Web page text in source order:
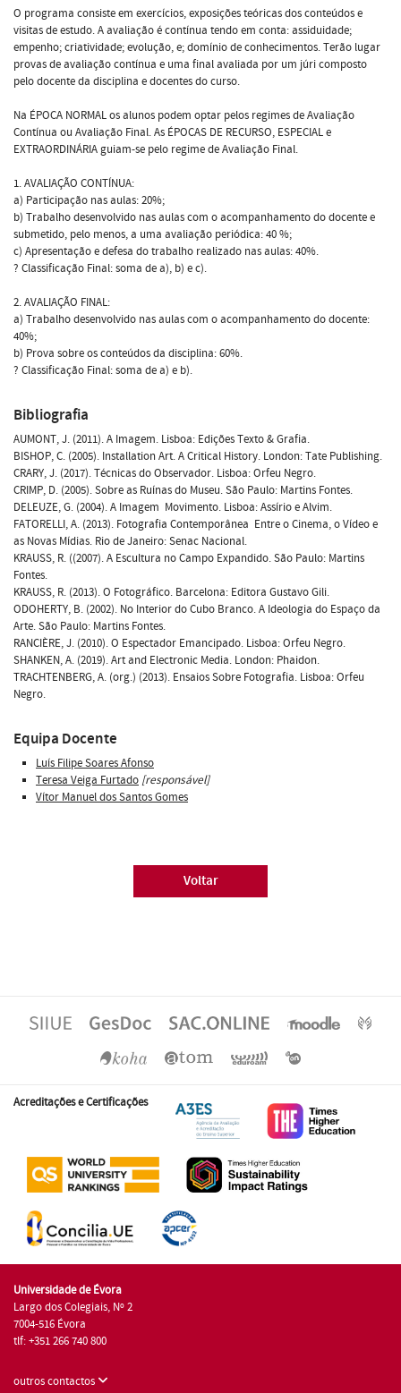
O programa consiste em exercícios, exposições teóricas dos conteúdos e
visitas de estudo. A avaliação é contínua tendo em conta: assiduidade;
empenho; criatividade; evolução, e; domínio de conhecimentos. Terão lugar
provas de avaliação contínua e uma final avaliada por um júri composto
pelo docente da disciplina e docentes do curso.
Na ÉPOCA NORMAL os alunos podem optar pelos regimes de Avaliação
Contínua ou Avaliação Final. As ÉPOCAS DE RECURSO, ESPECIAL e
EXTRAORDINÁRIA guiam-se pelo regime de Avaliação Final.
1. AVALIAÇÃO CONTÍNUA:
a) Participação nas aulas: 20%;
b) Trabalho desenvolvido nas aulas com o acompanhamento do docente e
submetido, pelo menos, a uma avaliação periódica: 40 %;
c) Apresentação e defesa do trabalho realizado nas aulas: 40%.
? Classificação Final: soma de a), b) e c).
2. AVALIAÇÃO FINAL:
a) Trabalho desenvolvido nas aulas com o acompanhamento do docente:
40%;
b) Prova sobre os conteúdos da disciplina: 60%.
? Classificação Final: soma de a) e b).
Bibliografia
AUMONT, J. (2011). A Imagem. Lisboa: Edições Texto & Grafia.
BISHOP, C. (2005). Installation Art. A Critical History. London: Tate Publishing.
CRARY, J. (2017). Técnicas do Observador. Lisboa: Orfeu Negro.
CRIMP, D. (2005). Sobre as Ruínas do Museu. São Paulo: Martins Fontes.
DELEUZE, G. (2004). A Imagem  Movimento. Lisboa: Assírio e Alvim.
FATORELLI, A. (2013). Fotografia Contemporânea  Entre o Cinema, o Vídeo e
as Novas Mídias. Rio de Janeiro: Senac Nacional.
KRAUSS, R. ((2007). A Escultura no Campo Expandido. São Paulo: Martins
Fontes.
KRAUSS, R. (2013). O Fotográfico. Barcelona: Editora Gustavo Gili.
ODOHERTY, B. (2002). No Interior do Cubo Branco. A Ideologia do Espaço da
Arte. São Paulo: Martins Fontes.
RANCIÈRE, J. (2010). O Espectador Emancipado. Lisboa: Orfeu Negro.
SHANKEN, A. (2019). Art and Electronic Media. London: Phaidon.
TRACHTENBERG, A. (org.) (2013). Ensaios Sobre Fotografia. Lisboa: Orfeu
Negro.
Equipa Docente
Luís Filipe Soares Afonso
Teresa Veiga Furtado [responsável]
Vítor Manuel dos Santos Gomes
Voltar
Acreditações e Certificações
Universidade de Évora
Largo dos Colegiais, Nº 2
7004-516 Évora
tlf: +351 266 740 800
outros contactos